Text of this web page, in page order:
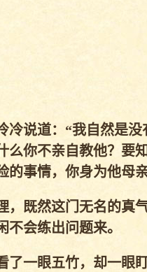
说道：“我自然是没
么你不亲自教他？要
的事情，你身为他母
既然这门无名的真
不会练出问题来。
一眼五竹，却一眼